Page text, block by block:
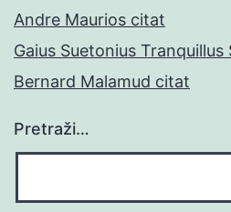
Andre Maurios citat
Gaius Suetonius
Bernard Malamud citat
Pretraži…